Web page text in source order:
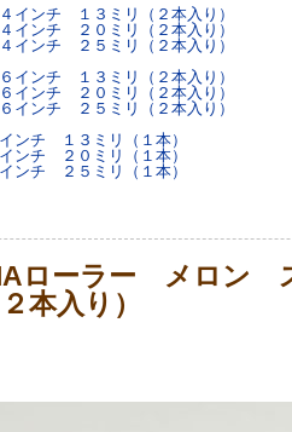
ンチ １３ミリ（２本入り）
ンチ ２０ミリ（２本入り）
ンチ ２５ミリ（２本入り）
ンチ １３ミリ（２本入り）
ンチ ２０ミリ（２本入り）
ンチ ２５ミリ（２本入り）
チ １３ミリ（１本）
チ ２０ミリ（１本）
チ ２５ミリ（１本）
ローラー メロン
本入り）